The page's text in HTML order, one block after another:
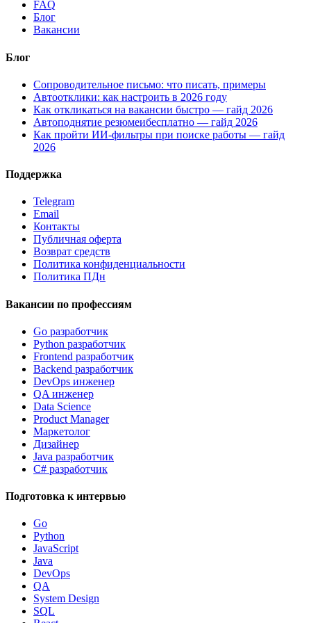
FAQ
Блог
Вакансии
Блог
Сопроводительное письмо: что писать, примеры
Автоотклики: как настроить в 2026 году
Как откликаться на вакансии быстро — гайд 2026
Автоподнятие резюмеибесплатно — гайд 2026
Как пройти ИИ-фильтры при поиске работы — гайд
2026
Поддержка
Telegram
Email
Контакты
Публичная оферта
Возврат средств
Политика конфиденциальности
Политика ПДн
Вакансии по профессиям
Go разработчик
Python разработчик
Frontend разработчик
Backend разработчик
DevOps инженер
QA инженер
Data Science
Product Manager
Маркетолог
Дизайнер
Java разработчик
C# разработчик
Подготовка к интервью
Go
Python
JavaScript
Java
DevOps
QA
System Design
SQL